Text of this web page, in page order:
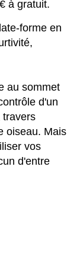
à gratuit.
forme en
au sommet
d'un
travers
oiseau. Mais
vos
d'entre